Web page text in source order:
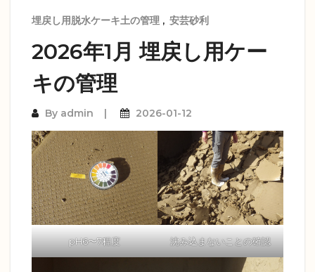
埋戻し用脱水ケーキ土の管理 , 安芸砂利
2026年1月 埋戻し用ケー
キの管理
By admin 2026-01-12
pH6〜7程度 沈み込まないことの確認